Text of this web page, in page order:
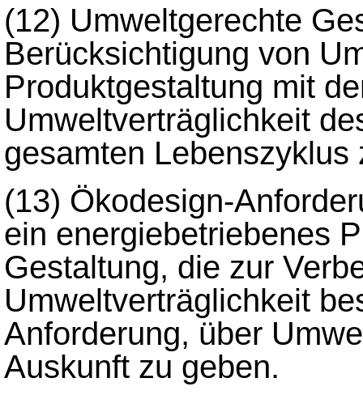
(12) Umweltgerechte
Berücksichtigung von
Produktgestaltung mit
Umweltverträglichkeit
gesamten Lebenszyklus
(13) Ökodesign-
ein energiebetriebenes
Gestaltung, die zur
Umweltverträglichkeit
Anforderung, über
Auskunft zu geben.